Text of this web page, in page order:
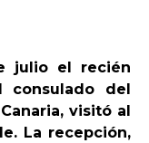
julio el recién
consulado del
visitó al
La recepción,